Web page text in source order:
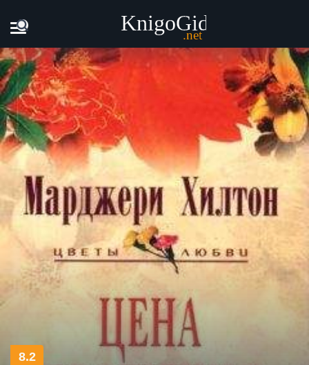
Главная Марджери Хилтон - Цена прощения
8.2